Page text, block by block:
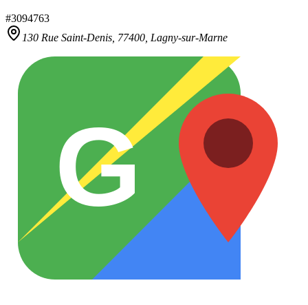
#3094763
130 Rue Saint-Denis, 77400 Lagny-sur-Marne
G